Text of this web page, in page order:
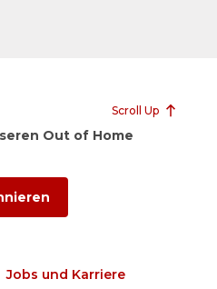
Scroll Up
Out of Home
Jobs und Karriere